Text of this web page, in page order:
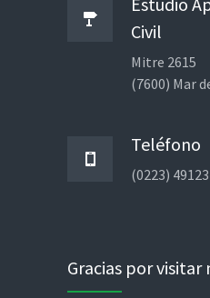
Civil
Mitre 2615
(7600) Mar
Teléfono
(0223)
Gracias por visitar